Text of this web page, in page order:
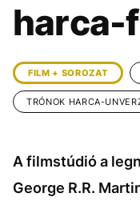
ÉLETMÓD
BESZÉLGETÉSEK
VIDEÓ
harca-
FILM + SOROZAT
TRÓNOK HARCA-
A filmstúdió a
George R.R.